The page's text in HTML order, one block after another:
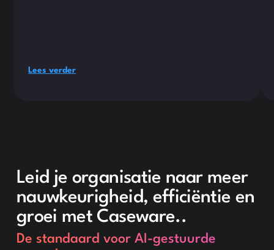
Lees verder
Leid je organisatie naar meer
nauwkeurigheid, efficiëntie en
groei met Caseware..
De standaard voor AI-gestuurde